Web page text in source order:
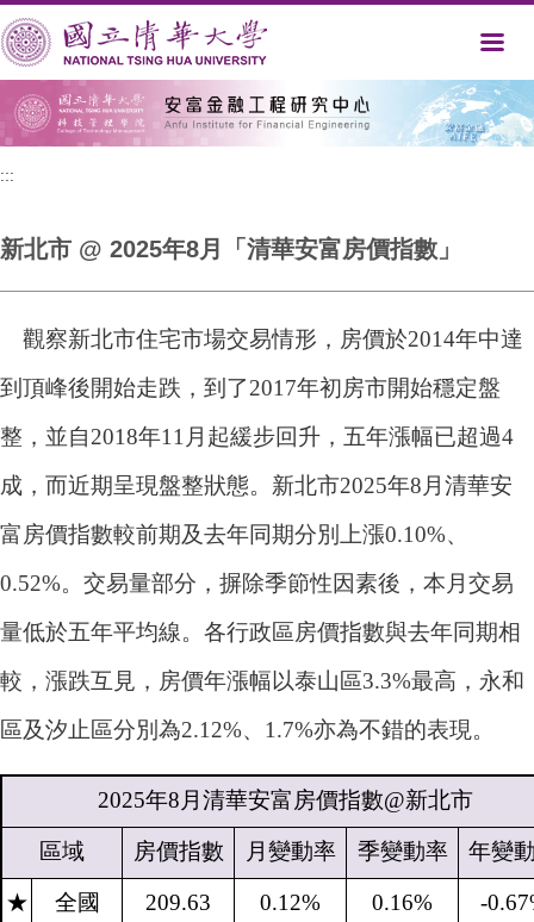
跳
到
主
要
內
容
:::
新北市 @ 2025年8月「清華安富房價指數」
觀察新北市住宅市場交易情形，房價於2014年中達
到頂峰後開始走跌，到了2017年初房市開始穩定盤
整，並自2018年11月起緩步回升，五年漲幅已超過4
成，而近期呈現盤整狀態。新北市2025年8月清華安
富房價指數較前期及去年同期分別上漲0.10%、
0.52%。交易量部分，摒除季節性因素後，本月交易
量低於五年平均線。各行政區房價指數與去年同期相
較，漲跌互見，房價年漲幅以泰山區3.3%最高，永和
區及汐止區分別為2.12%、1.7%亦為不錯的表現。
2025年8 月清華安富房價指數@新北市
區域 房價指數 月變動率 季變動率 年變
★ 全國 209.63 0.12% 0.16% -